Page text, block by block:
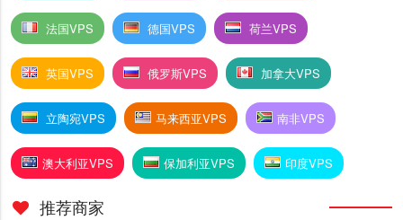
法国VPS 德国VPS 荷兰VPS
英国VPS 俄罗斯VPS 加拿大VPS
立陶宛VPS 马来西亚VPS 南非VPS
澳大利亚VPS 保加利亚VPS 印度VPS
推荐商家